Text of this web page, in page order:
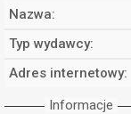
Nazwa:
Typ wydawcy:
Adres internetowy:
Informacje